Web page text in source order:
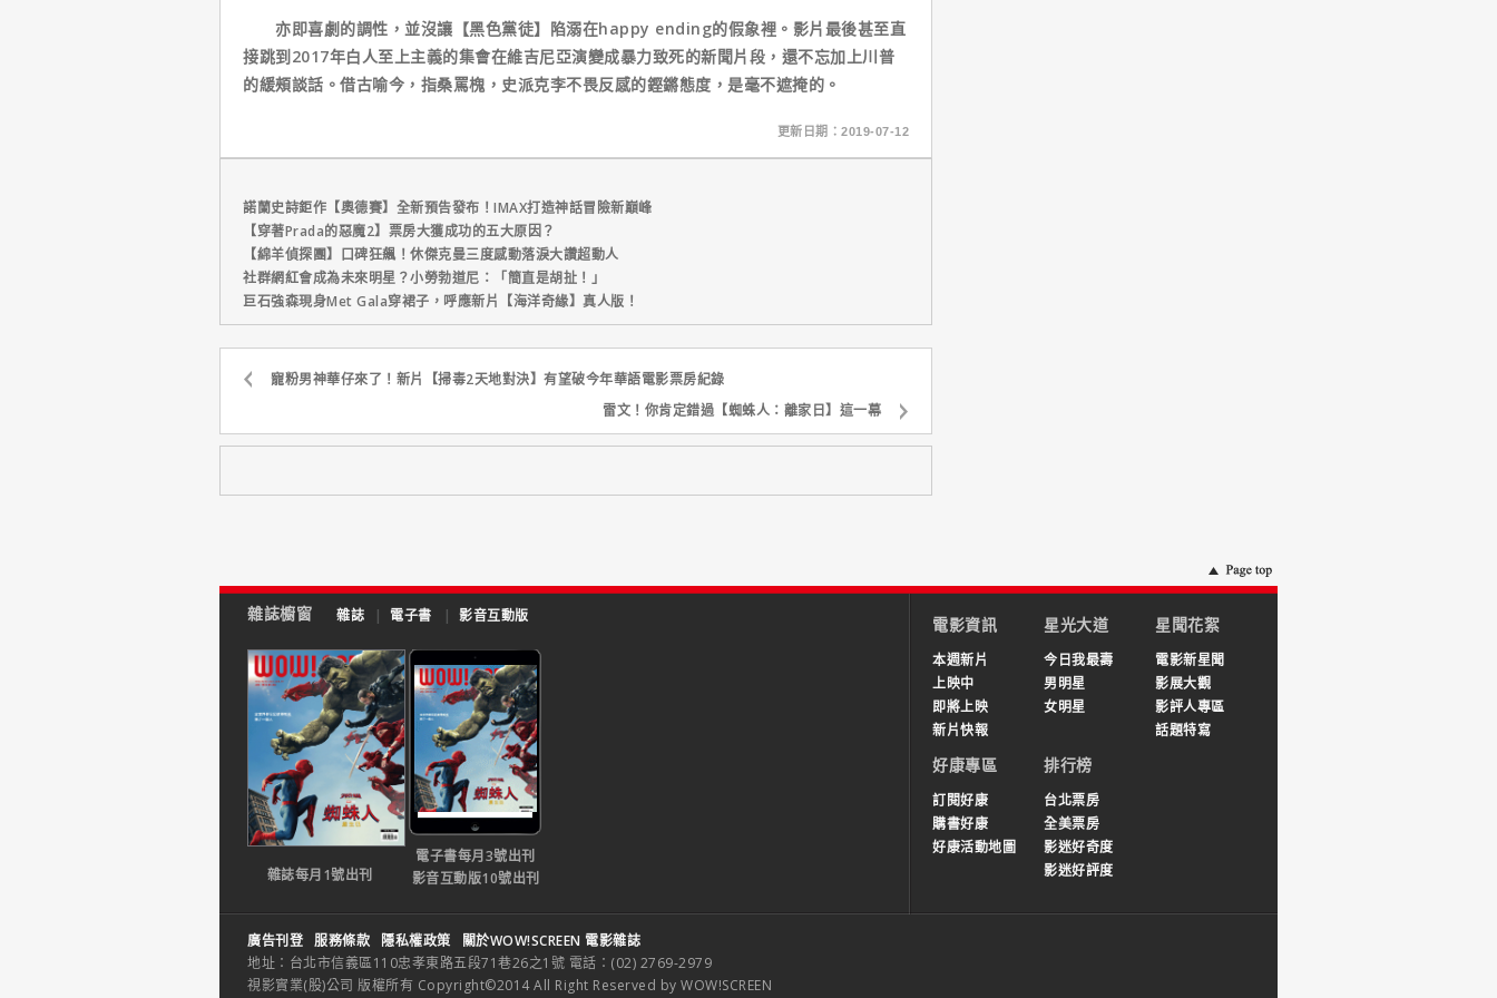
亦即喜劇的調性，並沒讓【黑色黨徒】陷溺在happy ending的假象裡。影片最後甚至直
接跳到2017年白人至上主義的集會在維吉尼亞演變成暴力致死的新聞片段，還不忘加上川普
的緩頰談話。借古喻今，指桑罵槐，史派克李不畏反感的鏗鏘態度，是毫不遮掩的。
更新日期：2019-07-12
諾蘭史詩鉅作【奧德賽】全新預告發布！IMAX打造神話冒險新巔峰
【穿著Prada的惡魔2】票房大獲成功的五大原因？
【綿羊偵探團】口碑狂飆！休傑克曼三度感動落淚大讚超動人
社群網紅會成為未來明星？小勞勃道尼：「簡直是胡扯！」
巨石強森現身Met Gala穿裙子，呼應新片【海洋奇緣】真人版！
寵粉男神華仔來了！新片【掃毒2天地對決】有望破今年華語電影票房紀錄
雷文！你肯定錯過【蜘蛛人：離家日】這一幕
雜誌櫥窗 雜誌 | 電子書 | 影音互動版
雜誌每月1號出刊
電子書每月3號出刊
影音互動版10號出刊
電影資訊
本週新片
上映中
即將上映
新片快報
星光大道
今日我最壽
男明星
女明星
星聞花絮
電影新星聞
影展大觀
影評人專區
話題特寫
好康專區
訂閱好康
購書好康
好康活動地圖
排行榜
台北票房
全美票房
影迷好奇度
影迷好評度
廣告刊登 服務條款 隱私權政策
關於WOW!SCREEN 電影雜誌
地址：台北市信義區110忠孝東路五段71巷26之1號 電話：(02) 2769-2979
視影實業(股)公司 版權所有 Copyright©2014 All Right Reserved by WOW!SCREEN